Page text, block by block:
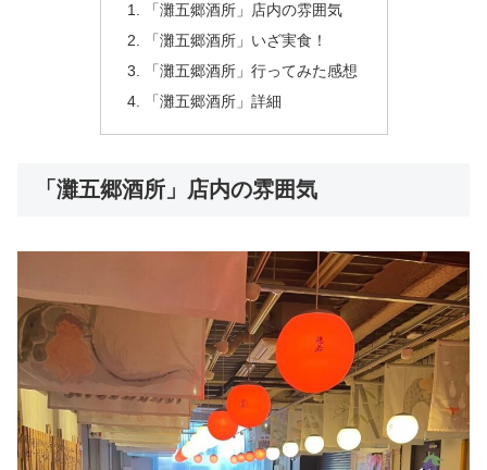
「灘五郷酒所」店内の雰囲気
「灘五郷酒所」いざ実食！
「灘五郷酒所」行ってみた感想
「灘五郷酒所」詳細
「灘五郷酒所」店内の雰囲気